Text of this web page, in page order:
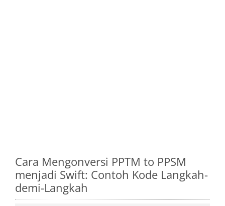
Cara Mengonversi PPTM to PPSM
menjadi Swift: Contoh Kode Langkah-
demi-Langkah